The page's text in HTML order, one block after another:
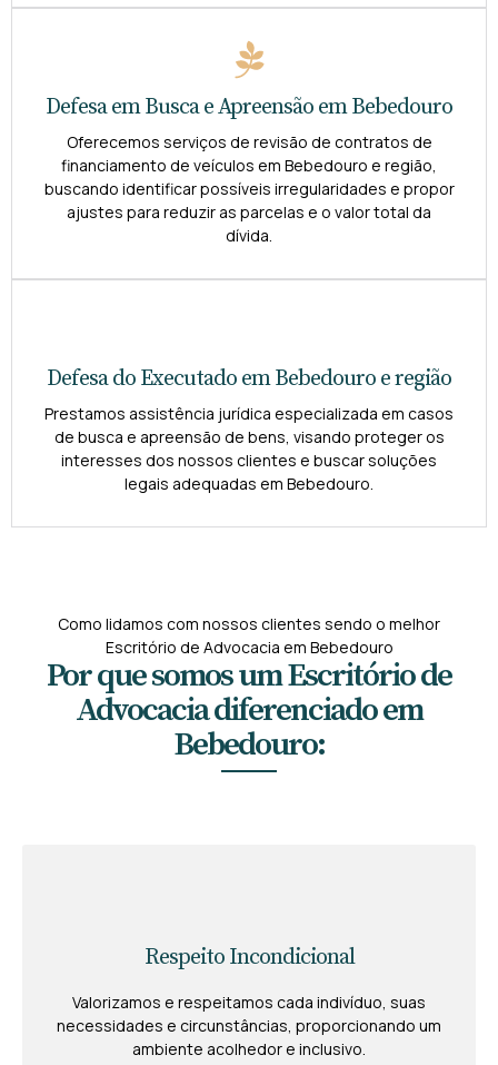
Defesa em Busca e Apreensão em Bebedouro
Oferecemos serviços de revisão de contratos de
financiamento de veículos em Bebedouro e região,
buscando identificar possíveis irregularidades e propor
ajustes para reduzir as parcelas e o valor total da
dívida.
Defesa do Executado em Bebedouro e região
Prestamos assistência jurídica especializada em casos
de busca e apreensão de bens, visando proteger os
interesses dos nossos clientes e buscar soluções
legais adequadas em Bebedouro.
Como lidamos com nossos clientes sendo o melhor
Escritório de Advocacia em Bebedouro
Por que somos um Escritório de
Advocacia diferenciado em
Bebedouro:
Respeito Incondicional
Valorizamos e respeitamos cada indivíduo, suas
necessidades e circunstâncias, proporcionando um
ambiente acolhedor e inclusivo.